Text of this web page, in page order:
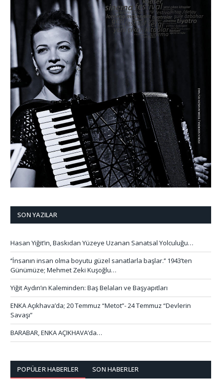
SON YAZILAR
Hasan Yiğit’in, Baskıdan Yüzeye Uzanan Sanatsal Yolculuğu…
‘’İnsanın insan olma boyutu güzel sanatlarla başlar.’’ 1943’ten
Günümüze; Mehmet Zeki Kuşoğlu…
Yiğit Aydın’ın Kaleminden: Baş Belaları ve Başyapıtları
ENKA Açıkhava’da; 20 Temmuz “Metot”- 24 Temmuz “Devlerin
Savaşı”
BARABAR, ENKA AÇIKHAVA’da…
POPÜLER HABERLER SON HABERLER